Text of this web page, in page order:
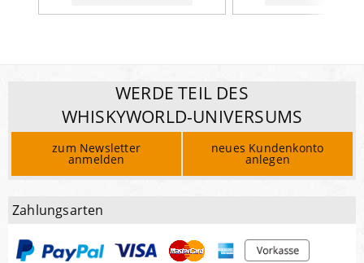
WERDE TEIL DES
WHISKYWORLD-UNIVERSUMS
zum Newsletter
anmelden
neues Kundenkonto
anlegen
Zahlungsarten